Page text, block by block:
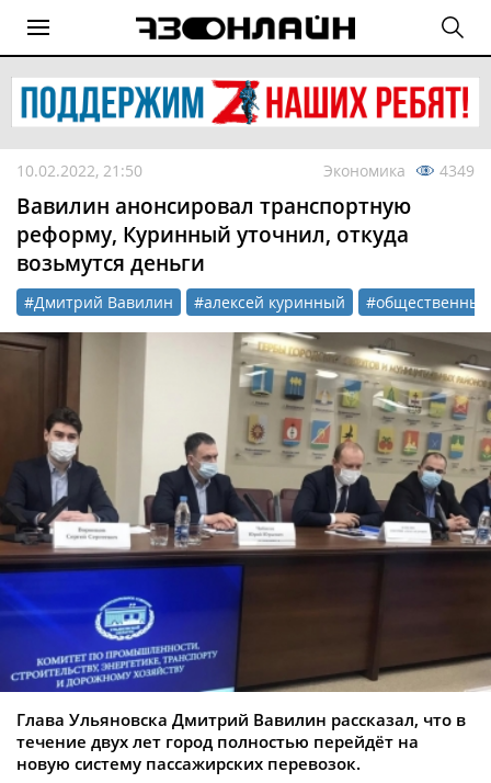
10.02.2022, 21:50 Экономика 4349
Вавилин анонсировал транспортную
реформу, Куринный уточнил, откуда
возьмутся деньги
#Дмитрий Вавилин #алексей куринный
Глава Ульяновска Дмитрий Вавилин рассказал, что в
течение двух лет город полностью перейдёт на
новую систему пассажирских перевозок.